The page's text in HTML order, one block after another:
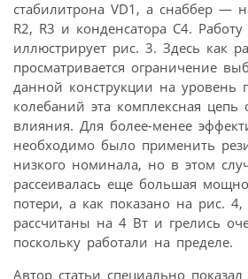
стабилитрона VD1, а снаббер —
R2, R3 и конденсатора C4.
иллюстрирует рис. 3. Здесь как
просматривается ограничение
данной конструкции на уровень
колебаний эта комплексная цепь
влияния. Для более-менее
необходимо было применить
низкого номинала, но в этом
рассеивалась еще большая
потери, а как показано на рис.
рассчитаны на 4 Вт и грелись
поскольку работали на пределе.
Автор статьи специально